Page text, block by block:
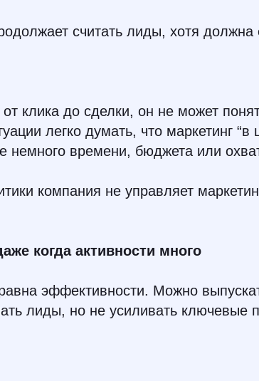
считать лиды, хотя должна
клика до сделки, он не может
легко думать, что маркетинг “в
немного времени, бюджета или
компания не управляет
когда активности много
эффективности. Можно
лиды, но не усиливать ключевые